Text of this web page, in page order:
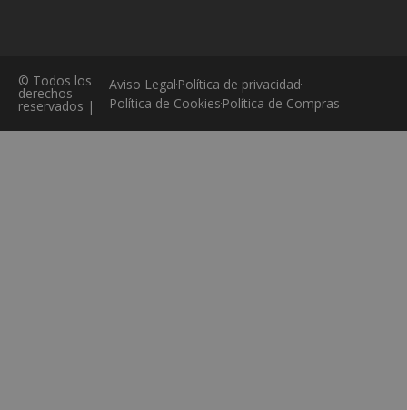
© Todos los
derechos
reservados |
Aviso LegalPolítica de privacidad
Política de CookiesPolítica de Compras